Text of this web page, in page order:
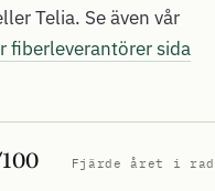
Telia. Se även vår
fiberleverantörer sida
Fjärde året i rad